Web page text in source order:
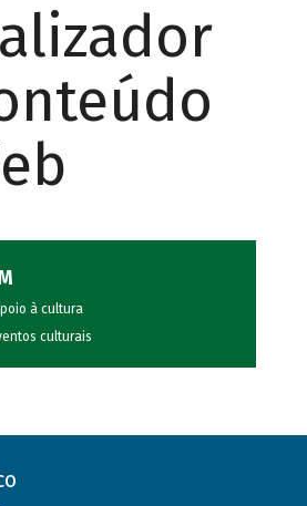
à cultura
culturais